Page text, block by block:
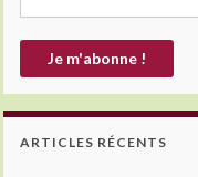
ARTICLES RÉCENTS